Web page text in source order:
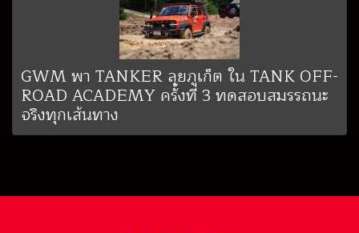
GWM พา TANKER ลุยภูเก็ต ใน TANK OFF-
ROAD ACADEMY ครั้งที่ 3 ทดสอบสมรรถนะ
จริงทุกเส้นทาง